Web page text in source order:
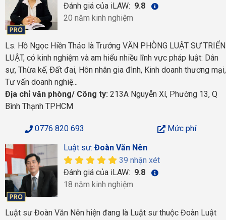
Đánh giá của iLAW: 9.8
20 năm kinh nghiệm
Ls. Hồ Ngọc Hiền Thảo là Trưởng VĂN PHÒNG LUẬT SƯ TRIỂN
LUẬT, có kinh nghiệm và am hiểu nhiều lĩnh vực pháp luật: Dân
sự, Thừa kế, Ðất đai, Hôn nhân gia đình, Kinh doanh thương mại,
Tư vấn doanh nghiệ...
Địa chỉ văn phòng/ Công ty: 213A Nguyễn Xí, Phường 13, Q
Bình Thạnh TPHCM
0776 820 693
Mức phí
Luật sư: Đoàn Văn Nên
39 nhận xét
Đánh giá của iLAW: 9.8
18 năm kinh nghiệm
Luật sư Đoàn Văn Nên hiện đang là Luật sư thuộc Đoàn Luật